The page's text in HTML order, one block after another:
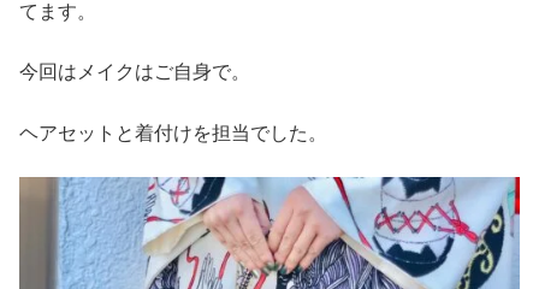
てます。
今回はメイクはご自身で。
ヘアセットと着付けを担当でした。